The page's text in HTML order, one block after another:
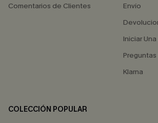
Comentarios de Clientes
Envío
Iniciar
Klarna
COLECCIÓN POPULAR